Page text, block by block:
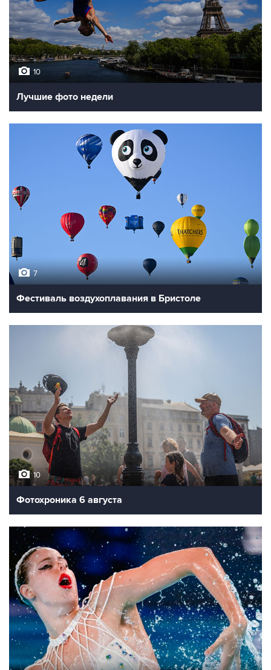
10
Лучшие фото недели
7
Фестиваль воздухоплавания в Бристоле
10
Фотохроника 6 августа